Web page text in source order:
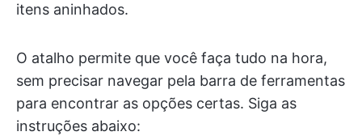
itens aninhados.
O atalho permite que você faça tudo na hora,
sem precisar navegar pela barra de ferramentas
para encontrar as opções certas. Siga as
instruções abaixo: